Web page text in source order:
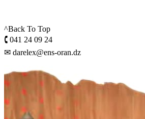
^Back To Top
🕻 041 24 09 24
✉ darelex@ens-oran.dz